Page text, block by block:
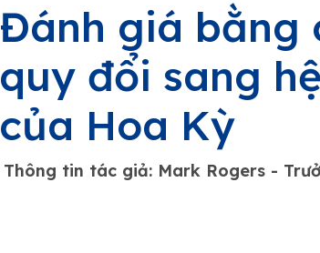
giá bằng
đổi sang
Hoa Kỳ
Thông tin tác giả: Mark Rogers -